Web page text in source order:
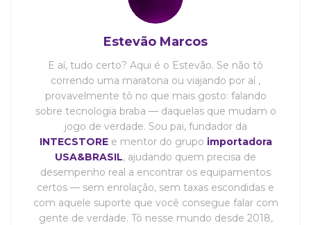
Estevão Marcos
E aí, tudo certo? Aqui é o Estevão. Se não tô
correndo uma maratona ou viajando por aí ,
provavelmente tô no que mais gosto: falando
sobre tecnologia braba — daquelas que mudam o
jogo de verdade. Sou pai, fundador da
INTECSTOREe mentor do grupo importadora
USA&BRASIL, ajudando quem precisa de
desempenho real a encontrar os equipamentos
certos — sem enrolação, sem taxas escondidas e
com aquele suporte que você consegue falar com
gente de verdade. Tô nesse mundo desde 2018,